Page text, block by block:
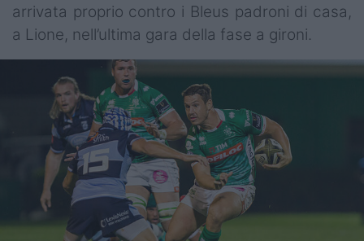
arrivata proprio contro i Bleus padroni di casa,
a Lione, nell’ultima gara della fase a gironi.